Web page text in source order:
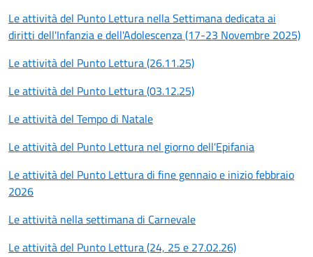
Le attività del Punto Lettura nella Settimana dedicata ai
diritti dell'Infanzia e dell'Adolescenza (17-23 Novembre 2025)
Le attività del Punto Lettura (26.11.25)
Le attività del Punto Lettura (03.12.25)
Le attività del Tempo di Natale
Le attività del Punto Lettura nel giorno dell'Epifania
Le attività del Punto Lettura di fine gennaio e inizio febbraio
2026
Le attività nella settimana di Carnevale
Le attività del Punto Lettura (24, 25 e 27.02.26)